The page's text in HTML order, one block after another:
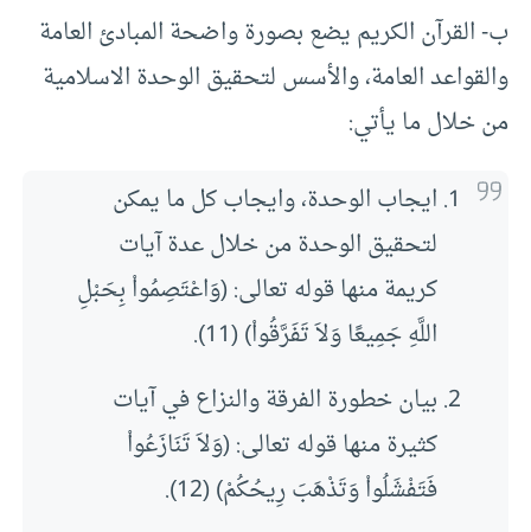
‌ب- القرآن الكريم يضع بصورة واضحة المبادئ العامة
والقواعد العامة، والأسس لتحقيق الوحدة الاسلامية
من خلال ما يأتي:
ايجاب الوحدة، وايجاب كل ما يمكن
لتحقيق الوحدة من خلال عدة آيات
كريمة منها قوله تعالى: (وَاعْتَصِمُواْ بِحَبْلِ
اللَّهِ جَمِيعًا وَلاَ تَفَرَّقُواْ) (11).
بيان خطورة الفرقة والنزاع في آيات
كثيرة منها قوله تعالى: (وَلاَ تَنَازَعُواْ
فَتَفْشَلُواْ وَتَذْهَبَ رِيحُكُمْ) (12).